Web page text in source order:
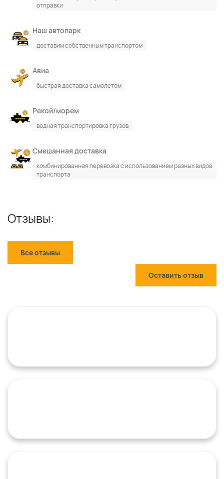
отправки
Наш автопарк
доставим собственным транспортом
Авиа
быстрая доставка самолетом
Рекой/морем
водная транспортировка грузов
Смешанная доставка
комбинированная перевозка с использованием разных видов
транспорта
Отзывы:
Все отзывы
Оставить отзыв
По каталогуПо сайту